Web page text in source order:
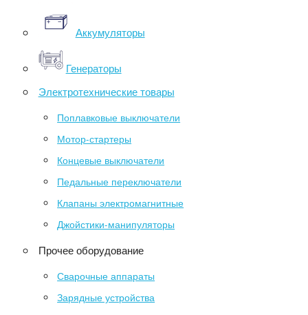
Аккумуляторы
Генераторы
Электротехнические товары
Поплавковые выключатели
Мотор-стартеры
Концевые выключатели
Педальные переключатели
Клапаны электромагнитные
Джойстики-манипуляторы
Прочее оборудование
Сварочные аппараты
Зарядные устройства